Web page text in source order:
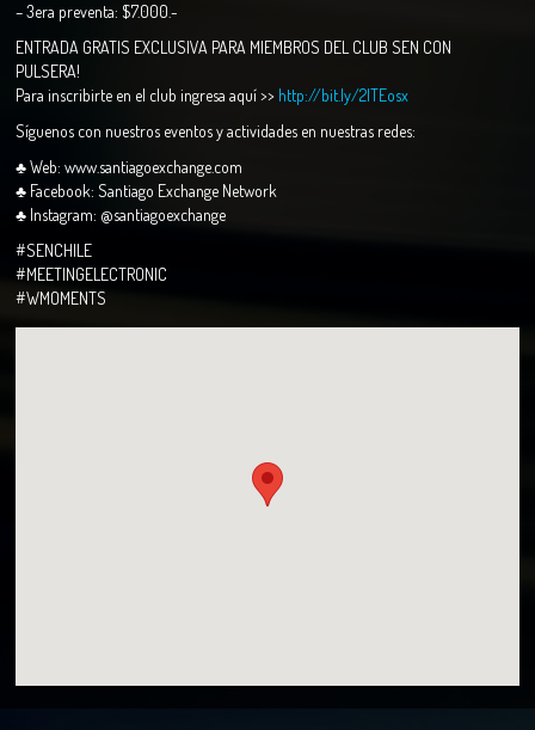
– 3era preventa: $7.000.-
ENTRADA GRATIS EXCLUSIVA PARA MIEMBROS DEL CLUB SEN CON
PULSERA!
Para inscribirte en el club ingresa aquí >> http://bit.ly/2lTEosx
Síguenos con nuestros eventos y actividades en nuestras redes:
♣ Web: www.santiagoexchange.com
♣ Facebook: Santiago Exchange Network
♣ Instagram: @santiagoexchange
#SENCHILE
#MEETINGELECTRONIC
#WMOMENTS